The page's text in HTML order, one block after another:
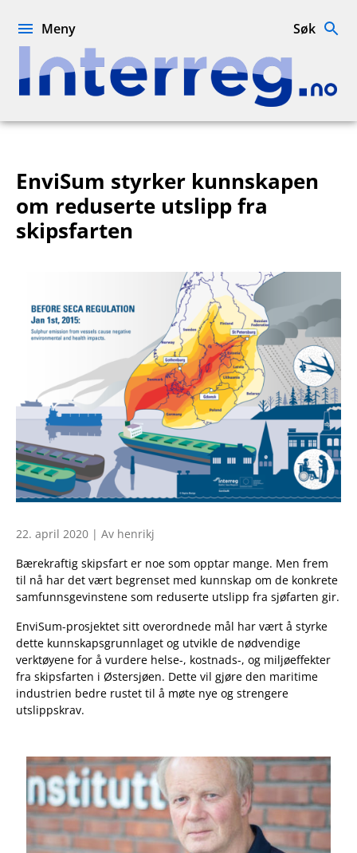
Interreg.no
Meny Søk
EnviSum styrker kunnskapen
om reduserte utslipp fra
skipsfarten
22. april 2020 | Av henrikj
Bærekraftig skipsfart er noe som opptar mange. Men frem
til nå har det vært begrenset med kunnskap om de konkrete
samfunnsgevinstene som reduserte utslipp fra sjøfarten gir.
EnviSum-prosjektet sitt overordnede mål har vært å styrke
dette kunnskapsgrunnlaget og utvikle de nødvendige
verktøyene for å vurdere helse-, kostnads-, og miljøeffekter
fra skipsfarten i Østersjøen. Dette vil gjøre den maritime
industrien bedre rustet til å møte nye og strengere
utslippskrav.